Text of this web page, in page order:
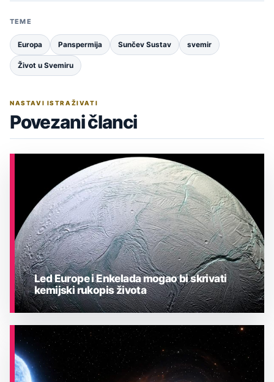
TEME
Europa Panspermija Sunčev Sustav svemir
Život u Svemiru
NASTAVI ISTRAŽIVATI
Povezani članci
ASTRONOMIJA
Led Europe i Enkelada mogao bi skrivati
kemijski rukopis života